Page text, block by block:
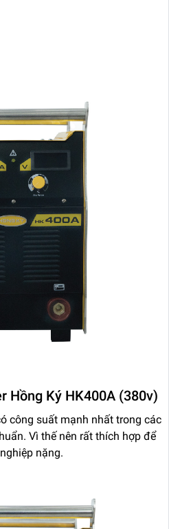
Hồng Ký HK400A (380v)
công suất mạnh nhất trong các
Vì thế nên rất thích hợp để
nặng.